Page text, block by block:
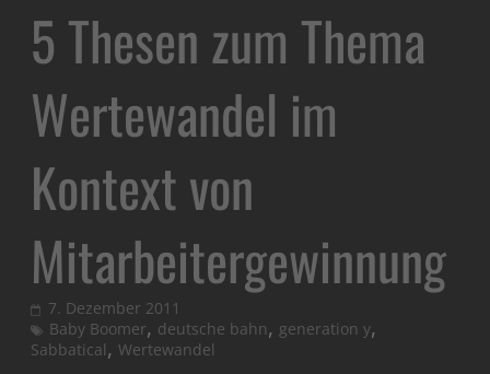
5 Thesen zum Thema
Wertewandel im
Kontext von
Mitarbeitergewinnung
7. Dezember 2011
Baby Boomer, deutsche bahn, generation y,
Sabbatical,Wertewandel